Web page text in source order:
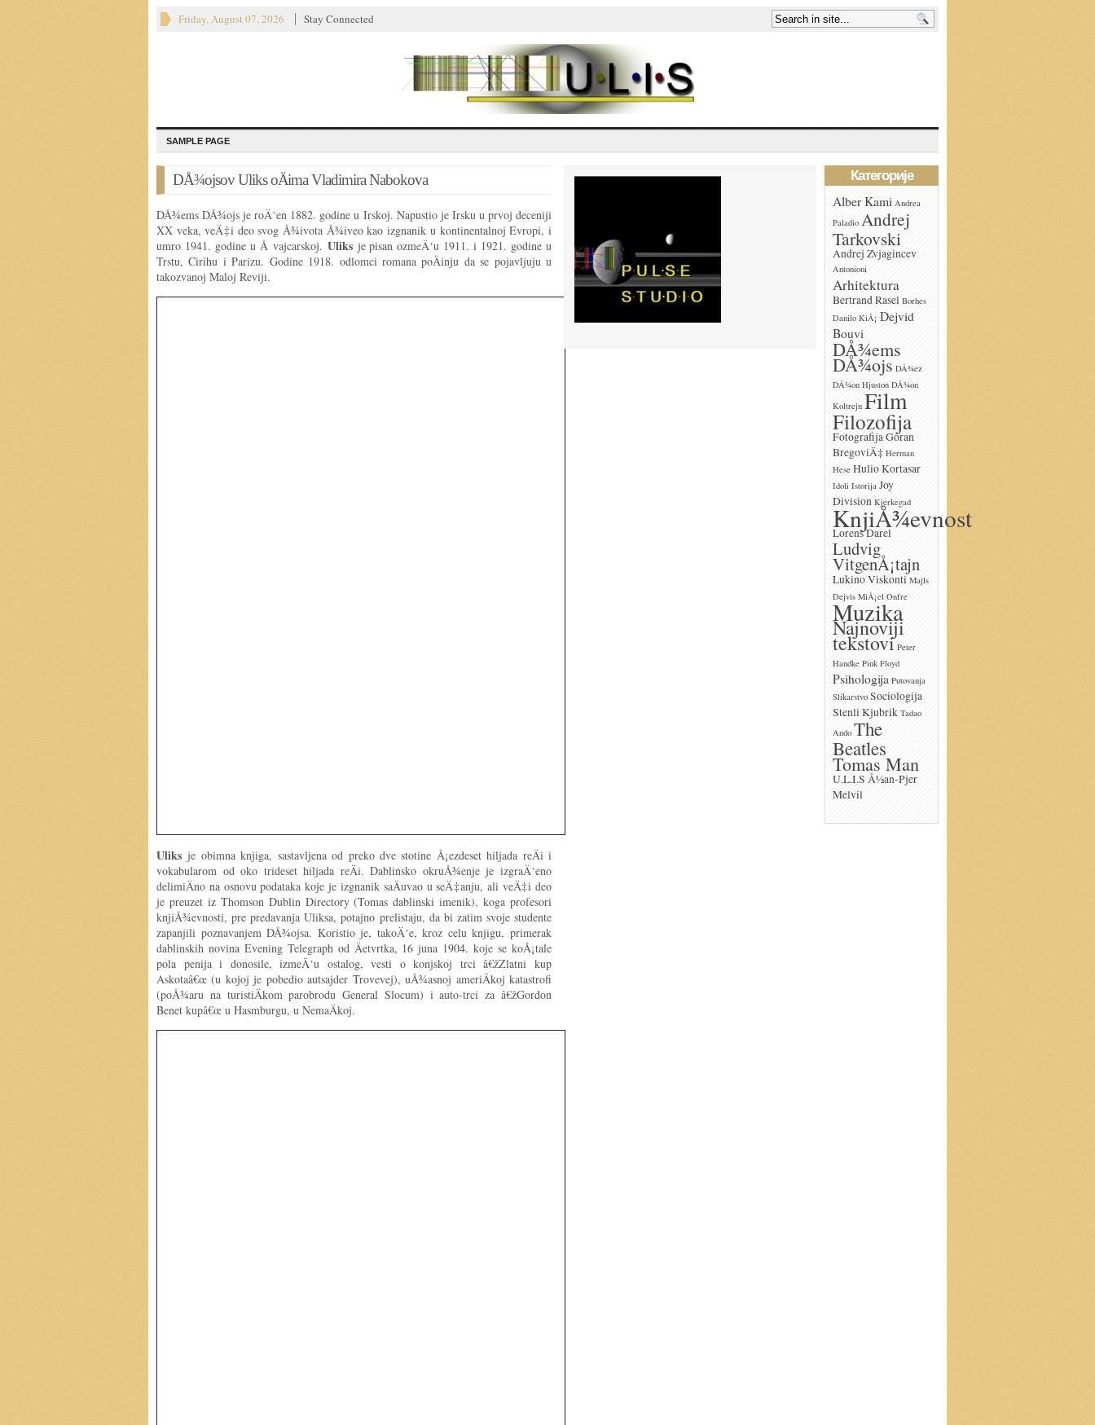
Friday, August 07, 2026 Stay Connected
SAMPLE PAGE
DÅ¾ojsov Uliks oÄima Vladimira Nabokova
DÅ¾ems DÅ¾ojs je roÄ‘en 1882. godine u Irskoj. Napustio je Irsku u prvoj deceniji
XX veka, veÄ‡i deo svog Å¾ivota Å¾iveo kao izgnanik u kontinentalnoj Evropi, i
umro 1941. godine u Å vajcarskoj. Uliks je pisan ozmeÄ‘u 1911. i 1921. godine u
Trstu, Cirihu i Parizu. Godine 1918. odlomci romana poÄinju da se pojavljuju u
takozvanoj Maloj Reviji.
Uliks je obimna knjiga, sastavljena od preko dve stotine Å¡ezdeset hiljada reÄi i
vokabularom od oko trideset hiljada reÄi. Dablinsko okruÅ¾enje je izgraÄ‘eno
delimiÄno na osnovu podataka koje je izgnanik saÄuvao u seÄ‡anju, ali veÄ‡i deo
je preuzet iz Thomson Dublin Directory (Tomas dablinski imenik), koga profesori
knjiÅ¾evnosti, pre predavanja Uliksa, potajno prelistaju, da bi zatim svoje studente
zapanjili poznavanjem DÅ¾ojsa. Koristio je, takoÄ‘e, kroz celu knjigu, primerak
dablinskih novina Evening Telegraph od Äetvrtka, 16 juna 1904. koje se koÅ¡tale
pola penija i donosile, izmeÄ‘u ostalog, vesti o konjskoj trci â€žZlatni kup
Askotaâ€œ (u kojoj je pobedio autsajder Trovevej), uÅ¾asnoj ameriÄkoj katastrofi
(poÅ¾aru na turistiÄkom parobrodu General Slocum) i auto-trci za â€žGordon
Benet kupâ€œ u Hasmburgu, u NemaÄkoj.
Категорије
Alber Kami Andrea
Paladio Andrej
Tarkovski
Andrej Zvjagincev
Antonioni
Arhitektura
Bertrand Rasel Borhes
Danilo KiÅ¡ Dejvid
Bouvi
DÅ¾ems
DÅ¾ojs DÅ¾ez
DÅ¾on Hjuston DÅ¾on
Koltrejn Film
Filozofija
FotografijaGoran
BregoviÄ‡ Herman
Hese Hulio Kortasar
Idoli Istorija Joy
Division Kjerkegad
KnjiÅ¾evnost
Lorens Darel
Ludvig
VitgenÅ¡tajn
Lukino Viskonti Majls
Dejvis MiÅ¡el Onfre
Muzika
Najnoviji
tekstovi Peter
Handke Pink Floyd
Psihologija Putovanja
Slikarstvo Sociologija
Stenli Kjubrik Tadao
Ando The
Beatles
Tomas Man
U.L.I.S Å½an-Pjer
Melvil